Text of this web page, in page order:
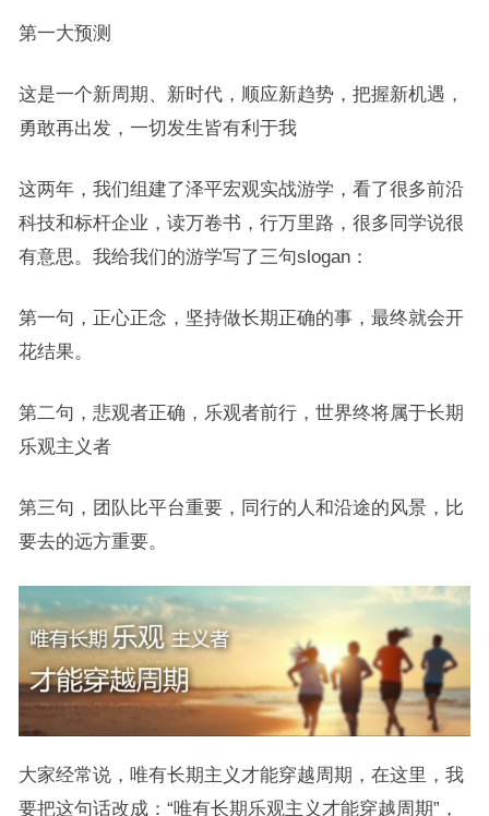
第一大预测
这是一个新周期、新时代，顺应新趋势，把握新机遇，
勇敢再出发，一切发生皆有利于我
这两年，我们组建了泽平宏观实战游学，看了很多前沿
科技和标杆企业，读万卷书，行万里路，很多同学说很
有意思。我给我们的游学写了三句slogan：
第一句，正心正念，坚持做长期正确的事，最终就会开
花结果。
第二句，悲观者正确，乐观者前行，世界终将属于长期
乐观主义者
第三句，团队比平台重要，同行的人和沿途的风景，比
要去的远方重要。
大家经常说，唯有长期主义才能穿越周期，在这里，我
要把这句话改成：“唯有长期乐观主义才能穿越周期”，